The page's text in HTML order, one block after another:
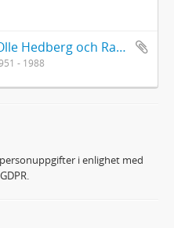
Korrespondens mellan Olle Hedberg och Ragnar Svanström, förteckning över brev mellan Olle Hedberg och Ragnar Svanström, korrespondens mellan Vilgot Sjöman och Ragnar Svanström rörande Olle Hedberg, material rörande Olle Hedberg, material från Elisabeth Cederschiöld rörande Olle Hedberg
- 1988
i enlighet med